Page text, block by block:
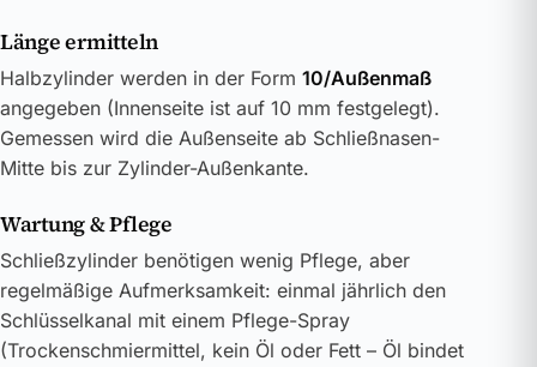
Länge ermitteln
Halbzylinder werden in der Form 10/Außenmaß
angegeben (Innenseite ist auf 10 mm festgelegt).
Gemessen wird die Außenseite ab Schließnasen-
Mitte bis zur Zylinder-Außenkante.
Wartung & Pflege
Schließzylinder benötigen wenig Pflege, aber
regelmäßige Aufmerksamkeit: einmal jährlich den
Schlüsselkanal mit einem Pflege-Spray
(Trockenschmiermittel, kein Öl oder Fett – Öl bindet